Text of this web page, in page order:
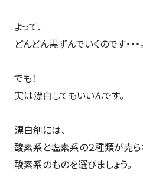
よって、
どんどん黒ずんでいくのです・・・。
でも！
実は漂白してもいいんです。
漂白剤には、
酸素系と塩素系の２種類が売ら
酸素系のものを選びましょう。